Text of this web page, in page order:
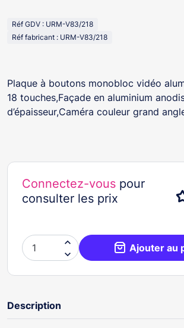
Réf GDV : URM-V83/218
Réf fabricant : URM-V83/218
Plaque à boutons monobloc vidéo
18 touches,Façade en aluminium
d’épaisseur,Caméra couleur grand
Connectez-vous pour
consulter les prix

 Ajouter au
Description